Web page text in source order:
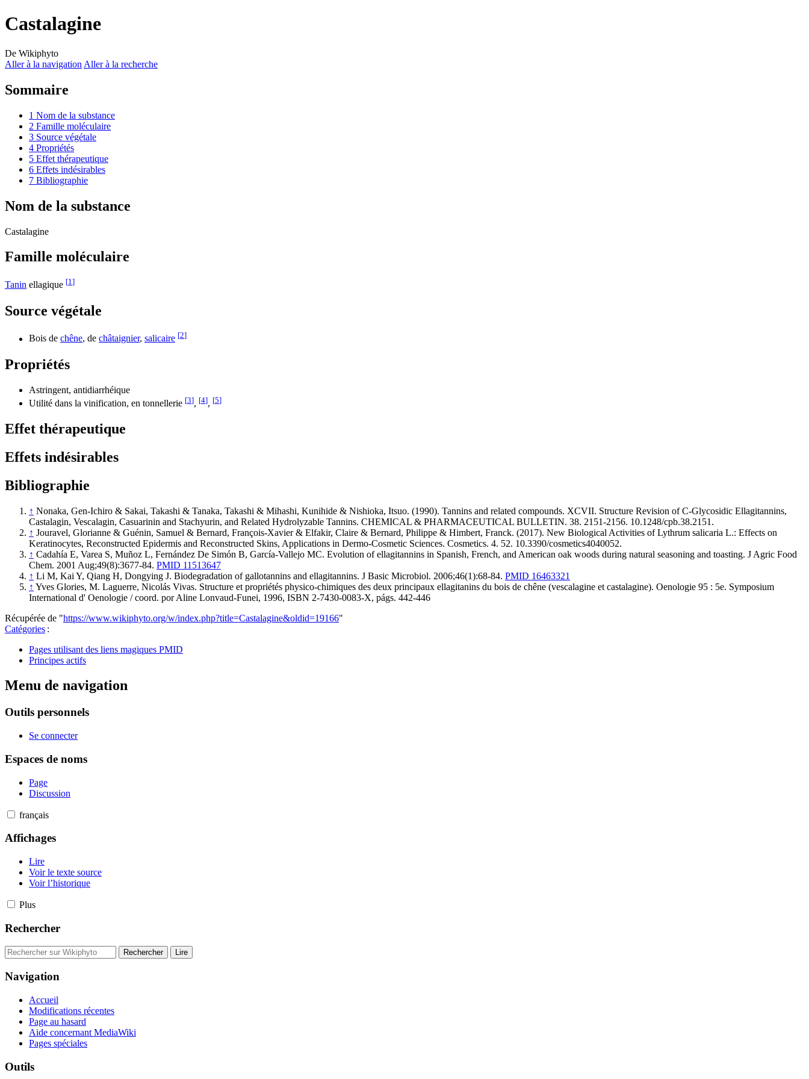
Castalagine
De Wikiphyto
Aller à la navigation Aller à la recherche
Sommaire
1 Nom de la substance
2 Famille moléculaire
3 Source végétale
4 Propriétés
5 Effet thérapeutique
6 Effets indésirables
7 Bibliographie
Nom de la substance
Castalagine
Famille moléculaire
Tanin ellagique [1]
Source végétale
Bois de chêne, de châtaignier, salicaire [2]
Propriétés
Astringent, antidiarrhéique
Utilité dans la vinification, en tonnellerie [3], [4], [5]
Effet thérapeutique
Effets indésirables
Bibliographie
↑ Nonaka, Gen-Ichiro & Sakai, Takashi & Tanaka, Takashi & Mihashi, Kunihide & Nishioka, Itsuo. (1990). Tannins and related compounds. XCVII. Structure Revision of C-Glycosidic Ellagitannins,
Castalagin, Vescalagin, Casuarinin and Stachyurin, and Related Hydrolyzable Tannins. CHEMICAL & PHARMACEUTICAL BULLETIN. 38. 2151-2156. 10.1248/cpb.38.2151.
↑ Jouravel, Glorianne & Guénin, Samuel & Bernard, François-Xavier & Elfakir, Claire & Bernard, Philippe & Himbert, Franck. (2017). New Biological Activities of Lythrum salicaria L.: Effects on
Keratinocytes, Reconstructed Epidermis and Reconstructed Skins, Applications in Dermo-Cosmetic Sciences. Cosmetics. 4. 52. 10.3390/cosmetics4040052.
↑ Cadahía E, Varea S, Muñoz L, Fernández De Simón B, García-Vallejo MC. Evolution of ellagitannins in Spanish, French, and American oak woods during natural seasoning and toasting. J Agric Food
Chem. 2001 Aug;49(8):3677-84. PMID 11513647
↑ Li M, Kai Y, Qiang H, Dongying J. Biodegradation of gallotannins and ellagitannins. J Basic Microbiol. 2006;46(1):68-84. PMID 16463321
↑ Yves Glories, M. Laguerre, Nicolás Vivas. Structure et propriétés physico-chimiques des deux principaux ellagitanins du bois de chêne (vescalagine et castalagine). Oenologie 95 : 5e. Symposium
International d' Oenologie / coord. por Aline Lonvaud-Funei, 1996, ISBN 2-7430-0083-X, págs. 442-446
Récupérée de "https://www.wikiphyto.org/w/index.php?title=Castalagine&oldid=19166"
Catégories :
Pages utilisant des liens magiques PMID
Principes actifs
Menu de navigation
Outils personnels
Se connecter
Espaces de noms
Page
Discussion
français
Affichages
Lire
Voir le texte source
Voir l’historique
Plus
Rechercher
Navigation
Accueil
Modifications récentes
Page au hasard
Aide concernant MediaWiki
Pages spéciales
Outils